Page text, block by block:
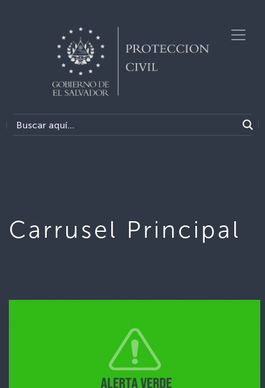
Carrusel Principal